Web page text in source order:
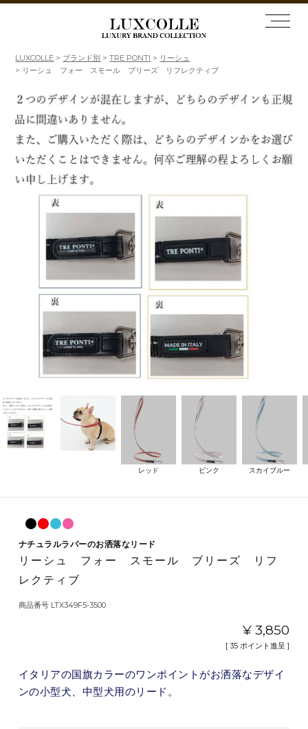
LUXCOLLE ブランド別 TRE PONTI
リーシュ
リーシュ フォー スモール ブリーズ リフレクティブ
レッド ピンク スカイブルー
ナチュラルラバーのお洒落なリード
リーシュ フォー スモール ブリーズ リフ
レクティブ
商品番号 LTX349F5-3500
¥ 3,850
[ 35 ポイント進呈 ]
イタリアの国旗カラーのワンポイントがお洒落なデザイ
ンの小型犬、中型犬用のリード。